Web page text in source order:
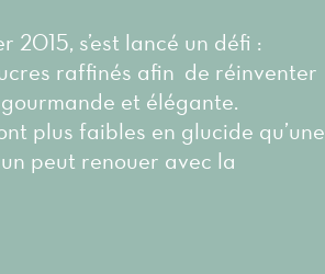
s’est lancé un défi :
raffinés afin de réinventer
et élégante.
plus faibles en glucide qu’une
peut renouer avec la